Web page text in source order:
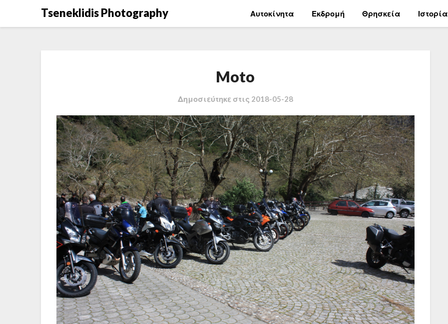
Tseneklidis Photography Αυτοκίνητα Εκδρομή Θρησκεία Ιστορία
Moto
Δημοσιεύτηκε στις 2018-05-28